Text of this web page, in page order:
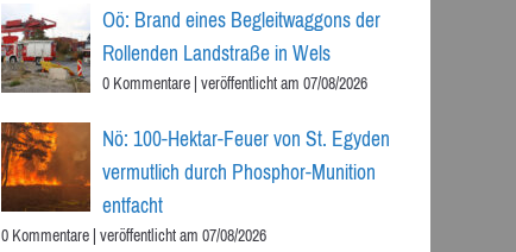
Oö: Brand eines Begleitwaggons der
Rollenden Landstraße in Wels
0 Kommentare|veröffentlicht am 07/08/2026
Nö: 100-Hektar-Feuer von St. Egyden
vermutlich durch Phosphor-Munition
entfacht
0 Kommentare|veröffentlicht am 07/08/2026